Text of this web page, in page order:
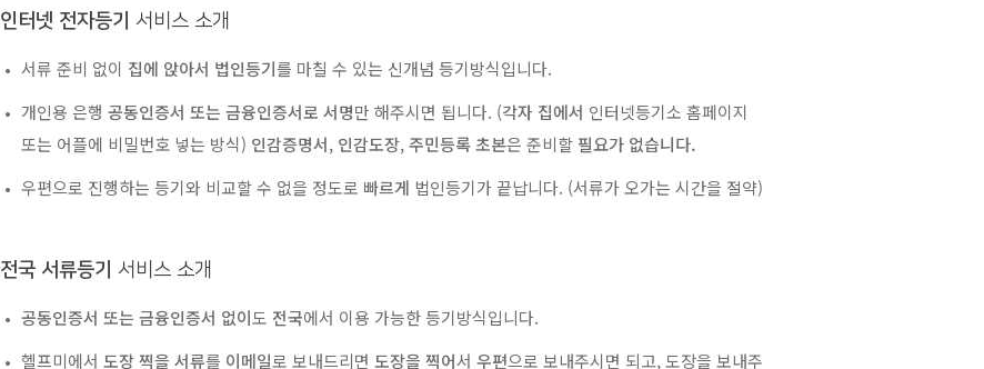
인터넷 전자등기 서비스 소개
서류 준비 없이 집에 앉아서 법인등기를 마칠 수 있는 신개념 등기방식입니다.
개인용 은행 공동인증서 또는 금융인증서로 서명만 해주시면 됩니다. (각자 집에서 인터넷등기소 홈페이지
또는 어플에 비밀번호 넣는 방식) 인감증명서, 인감도장, 주민등록 초본은 준비할 필요가 없습니다.
우편으로 진행하는 등기와 비교할 수 없을 정도로 빠르게 법인등기가 끝납니다. (서류가 오가는 시간을 절약)
전국 서류등기 서비스 소개
공동인증서 또는 금융인증서 없이도 전국에서 이용 가능한 등기방식입니다.
헬프미에서 도장 찍을 서류를 이메일로 보내드리면 도장을 찍어서 우편으로 보내주시면 되고, 도장을 보내주